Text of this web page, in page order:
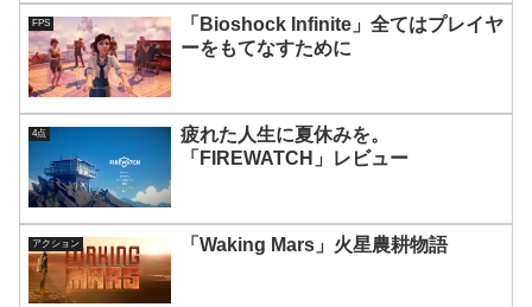
FPS
「Bioshock Infinite」全てはプレイヤ
ーをもてなすために
4点
疲れた人生に夏休みを。
「FIREWATCH」レビュー
アクション 「Waking Mars」火星農耕物語